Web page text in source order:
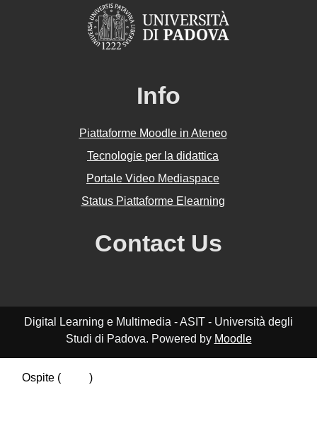
Info
Piattaforme Moodle in Ateneo
Tecnologie per la didattica
Portale Video Mediaspace
Status Piattaforme Elearning
Contact Us
Digital Learning e Multimedia - ASIT - Università degli
Studi di Padova. Powered by Moodle
Ospite (
)